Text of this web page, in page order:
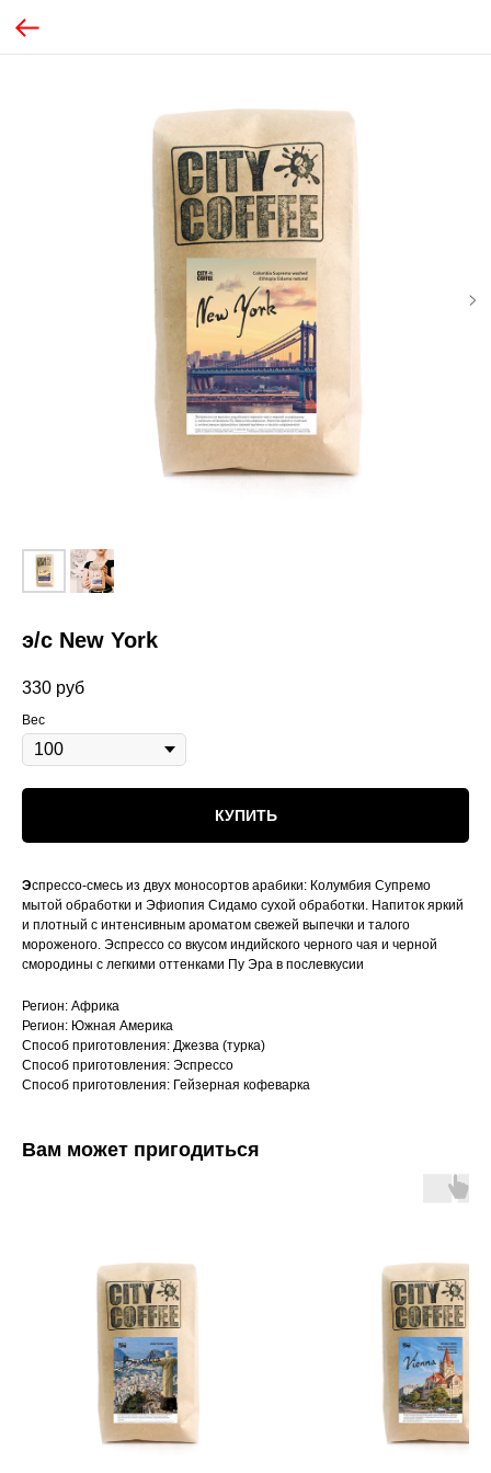
э/с New York
330 руб
Вес
КУПИТЬ
Эспрессо-смесь из двух моносортов арабики: Колумбия Супремо
мытой обработки и Эфиопия Сидамо сухой обработки. Напиток яркий
и плотный с интенсивным ароматом свежей выпечки и талого
мороженого. Эспрессо со вкусом индийского черного чая и черной
смородины с легкими оттенками Пу Эра в послевкусии
Регион: Африка
Регион: Южная Америка
Способ приготовления: Джезва (турка)
Способ приготовления: Эспрессо
Способ приготовления: Гейзерная кофеварка
Вам может пригодиться